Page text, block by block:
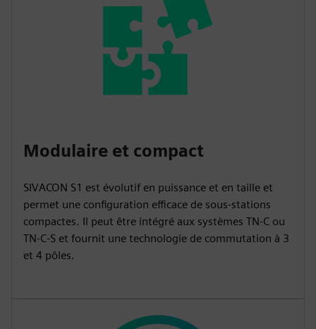
Modulaire et compact
SIVACON S1 est évolutif en puissance et en taille et
permet une configuration efficace de sous-stations
compactes. Il peut être intégré aux systèmes TN-C ou
TN-C-S et fournit une technologie de commutation à 3
et 4 pôles.